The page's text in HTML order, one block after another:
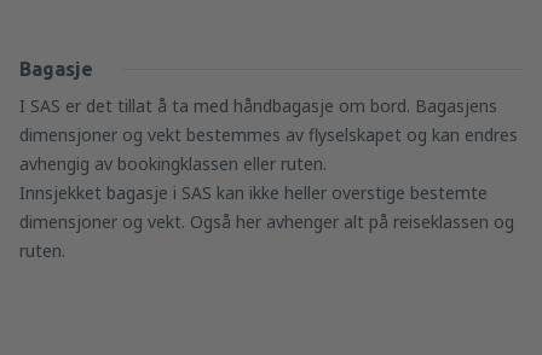
Bagasje
I SAS er det tillat å ta med håndbagasje om bord. Bagasjens
dimensjoner og vekt bestemmes av flyselskapet og kan endres
avhengig av bookingklassen eller ruten.
Innsjekket bagasje i SAS kan ikke heller overstige bestemte
dimensjoner og vekt. Også her avhenger alt på reiseklassen og
ruten.